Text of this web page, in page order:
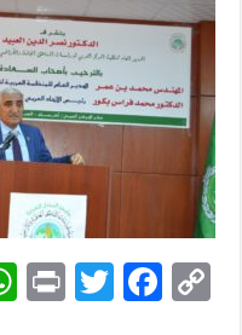
C
F
T
P